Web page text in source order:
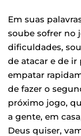
Em suas
soube sofrer no
dificuldades,
de atacar e de ir
empatar
de fazer o
próximo jogo,
a gente, em
Deus quiser,